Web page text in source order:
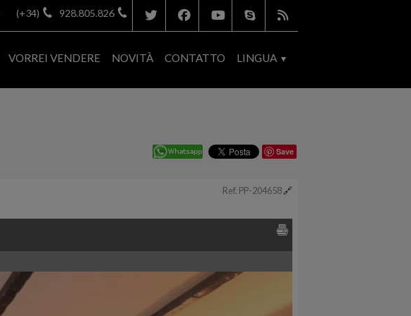
(+34) 928.805.826
VORREI VENDERE NOVITÀ CONTATTO LINGUA
Save
Ref. PP-204658🔗